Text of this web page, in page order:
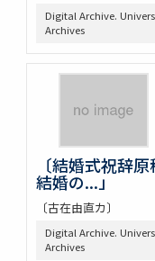
Digital Archive.
Archives
〔結婚式祝辞
結婚の...」
〔古在由直カ〕
Digital Archive.
Archives